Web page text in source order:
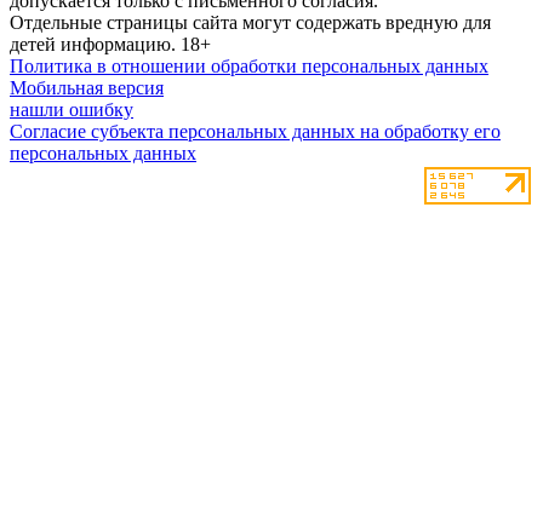
Отдельные страницы сайта могут содержать вредную для
детей информацию. 18+
Политика в отношении обработки персональных данных
Мобильная версия
нашли ошибку
Согласие субъекта персональных данных на обработку его
персональных данных